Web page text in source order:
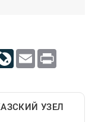
LiveJournal
Email Print
УЗЕЛ